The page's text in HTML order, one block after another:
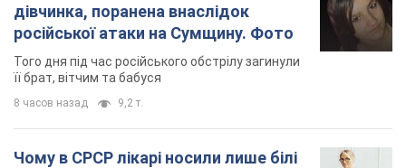
дівчинка, поранена внаслідок
російської атаки на Сумщину. Фото
Того дня під час російського обстрілу загинули
її брат, вітчим та бабуся
8 часов назад 9,2 т.
Чому в СРСР лікарі носили лише білі